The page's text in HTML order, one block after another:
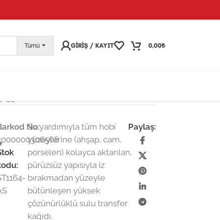
vermeye devam edebilirsiniz; tüm kargolarınız
Tümü GIRIŞ / KAYIT 0,00₺
No:
Su yardımıyla tüm hobi
yüzeylerine (ahşap, cam,
porselen) kolayca aktarılan,
pürüzsüz yapısıyla iz
bırakmadan yüzeyle
bütünleşen yüksek
çözünürlüklü sulu transfer
kağıdı.
Paylaş: